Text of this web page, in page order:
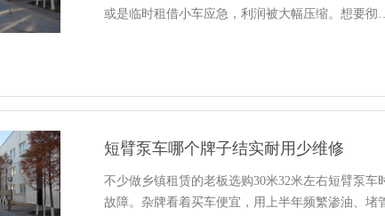
或是临时租借小车应急，利润被大幅压缩。想要彻
短臂泵车哪个牌子结实耐用少维修
不少做乡镇租赁的老板选购30米32米左右短臂泵
故障。杂牌看着买车便宜，用上半年频繁渗油、堵